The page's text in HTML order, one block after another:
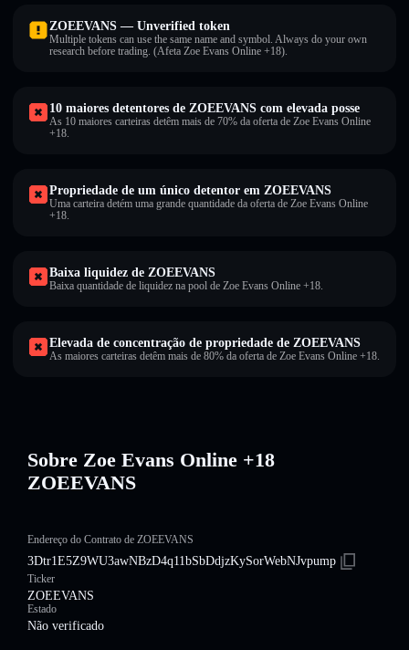
ZOEEVANS — Unverified token
Multiple tokens can use the same name and symbol. Always do your own
research before trading. (Afeta Zoe Evans Online +18).
10 maiores detentores de ZOEEVANS com elevada posse
As 10 maiores carteiras detêm mais de 70% da oferta de Zoe Evans Online
+18.
Propriedade de um único detentor em ZOEEVANS
Uma carteira detém uma grande quantidade da oferta de Zoe Evans Online
+18.
Baixa liquidez de ZOEEVANS
Baixa quantidade de liquidez na pool de Zoe Evans Online +18.
Elevada de concentração de propriedade de ZOEEVANS
As maiores carteiras detêm mais de 80% da oferta de Zoe Evans Online +18.
Sobre Zoe Evans Online +18
ZOEEVANS
Endereço do Contrato de ZOEEVANS
3Dtr1E5Z9WU3awNBzD4q11bSbDdjzKySorWebNJvpump
Ticker
ZOEEVANS
Estado
Não verificado